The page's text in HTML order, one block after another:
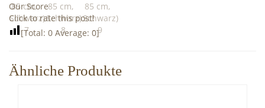
Our Score
Click to rate this post!
[Total: 0 Average: 0]
Ähnliche Produkte